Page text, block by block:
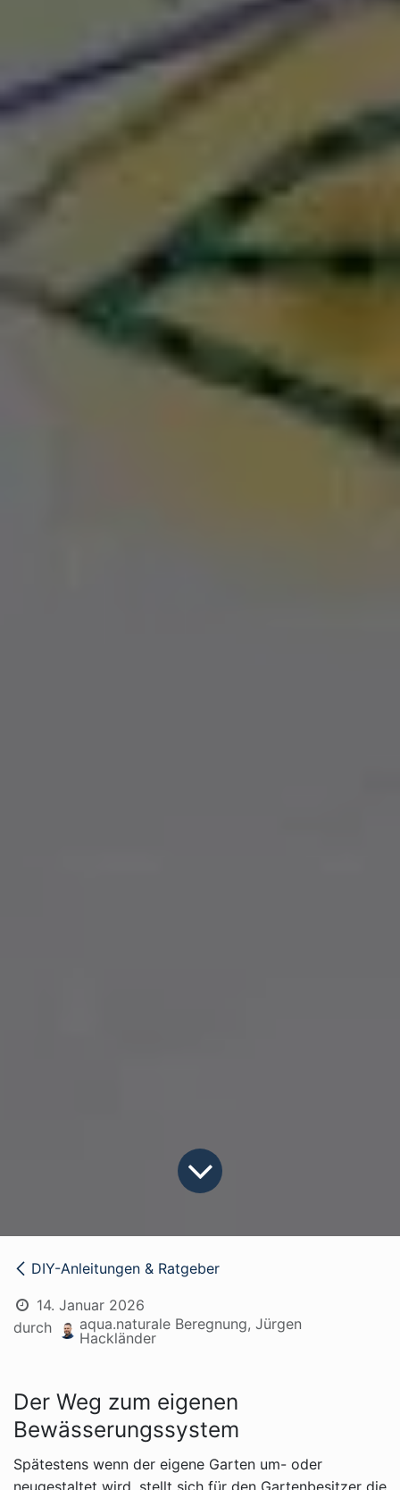
DIY-Anleitungen & Ratgeber
14. Januar 2026
durch
aqua.naturale Beregnung, Jürgen
Hackländer
Der Weg zum eigenen
Bewässerungssystem
Spätestens wenn der eigene Garten um- oder
neugestaltet wird, stellt sich für den Gartenbesitzer die